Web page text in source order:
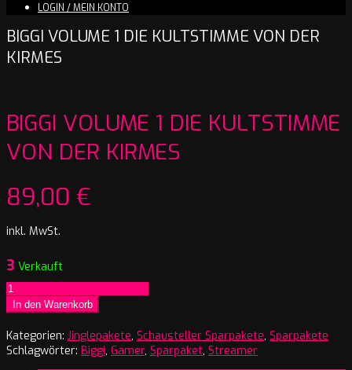
LOGIN / MEIN KONTO
BIGGI VOLUME 1 DIE KULTSTIMME VON DER
KIRMES
BIGGI VOLUME 1 DIE KULTSTIMME
VON DER KIRMES
89,00 €
inkl. MwSt.
3 Verkauft
Biggi
Volume
1
die
Kultstimme
In den Warenkorb
Kategorien: Jinglepakete, Schausteller Sparpakete, Sparpakete
Schlagwörter: Biggi, Gamer, Sparpaket, Streamer